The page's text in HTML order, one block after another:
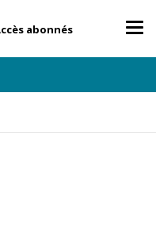
abonnés